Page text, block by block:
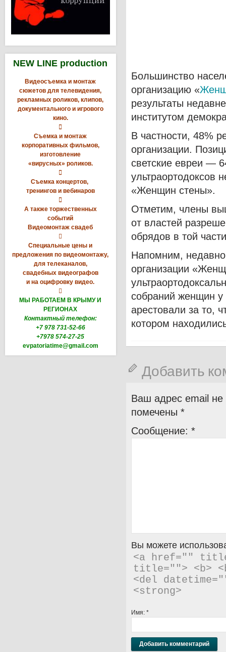
NEW LINE production
Видеосъемка и монтаж
сюжетов для телевидения,
рекламных роликов, клипов,
документального и игрового
кино.

Съемка и монтаж
корпоративных фильмов,
изготовление
«вирусных» роликов.

Съемка концертов,
тренингов и вебинаров

А также торжественных
событий
Видеомонтаж свадеб

Специальные цены и
предложения по видеомонтажу,
для телеканалов,
свадебных видеографов
и на оцифровку видео.

МЫ РАБОТАЕМ В КРЫМУ И
РЕГИОНАХ
Контактный телефон:
+7 978 731-52-66
+7978 574-27-25
evpatoriatime@gmail.com
Большинство
организацию «
результаты
институтом
В частности, 48%
организации.
светские евреи —
ультраортодоксов
«Женщин стены».
Отметим, члены
от властей
обрядов в той
Напомним,
организации
собраний женщин у
арестовали за то,
котором
Добавить
Ваш адрес email не
помечены *
Сообщение: *
Вы можете
<a href=""
title=""> <b>
<del
<strong>
Имя: *